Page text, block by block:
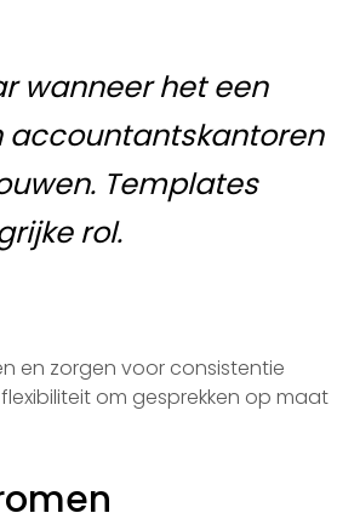
wanneer het een
accountantskantoren
Templates
rol.
en zorgen voor consistentie
om gesprekken op maat